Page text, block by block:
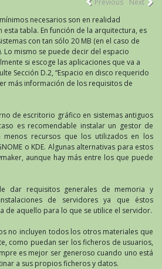
Previous
Next
necesarios son en realidad
tabla. En función de la arquitectura, es
con tan sólo 20 MB (en el caso de
Lo mismo se puede decir del espacio
si escoge las aplicaciones que va a
Sección D.2, “Espacio en disco requerido
más información de los requisitos de
de escritorio gráfico en sistemas antiguos
es recomendable instalar un gestor de
menos recursos que los utilizados en los
o KDE. Algunas alternativas para estos
aunque hay más entre los que puede
dar requisitos generales de memoria y
de servidores ya que éstos
de aquello para lo que se utilice el servidor.
no incluyen todos los otros materiales que
como puedan ser los ficheros de usuarios,
es mejor ser generoso cuando uno está
a sus propios ficheros y datos.